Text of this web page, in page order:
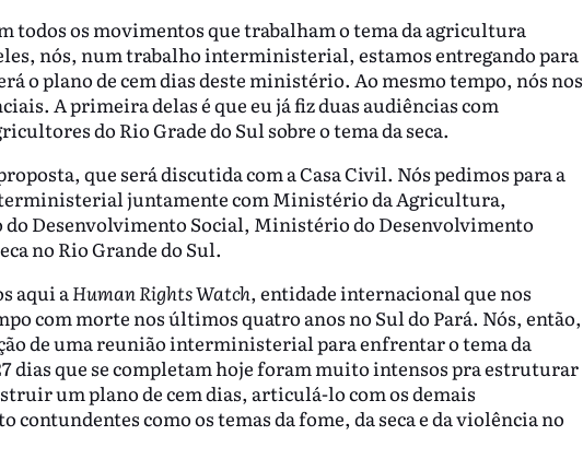
todos os movimentos que trabalham o tema da agricultura
nós, num trabalho interministerial, estamos entregando para
o plano de cem dias deste ministério. Ao mesmo tempo, nós nos
A primeira delas é que eu já fiz duas audiências com
do Rio Grade do Sul sobre o tema da seca.
que será discutida com a Casa Civil. Nós pedimos para a
juntamente com Ministério da Agricultura,
Desenvolvimento Social, Ministério do Desenvolvimento
no Rio Grande do Sul.
aqui a Human Rights Watch, entidade internacional que nos
com morte nos últimos quatro anos no Sul do Pará. Nós, então,
de uma reunião interministerial para enfrentar o tema da
dias que se completam hoje foram muito intensos pra estruturar
um plano de cem dias, articulá-lo com os demais
como os temas da fome, da seca e da violência no